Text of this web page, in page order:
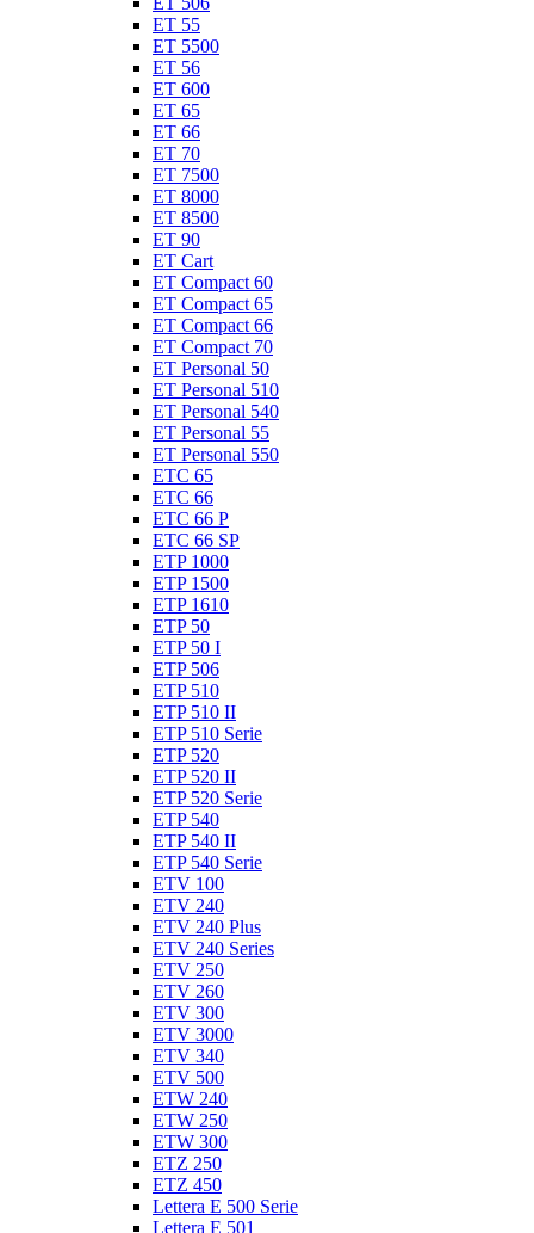
ET 55
ET 5500
ET 56
ET 600
ET 65
ET 66
ET 70
ET 7500
ET 8000
ET 8500
ET 90
ET Cart
ET Compact 60
ET Compact 65
ET Compact 66
ET Compact 70
ET Personal 50
ET Personal 510
ET Personal 540
ET Personal 55
ET Personal 550
ETC 65
ETC 66
ETC 66 P
ETC 66 SP
ETP 1000
ETP 1500
ETP 1610
ETP 50
ETP 50 I
ETP 506
ETP 510
ETP 510 II
ETP 510 Serie
ETP 520
ETP 520 II
ETP 520 Serie
ETP 540
ETP 540 II
ETP 540 Serie
ETV 100
ETV 240
ETV 240 Plus
ETV 240 Series
ETV 250
ETV 260
ETV 300
ETV 3000
ETV 340
ETV 500
ETW 240
ETW 250
ETW 300
ETZ 250
ETZ 450
Lettera E 500 Serie
Lettera E 501